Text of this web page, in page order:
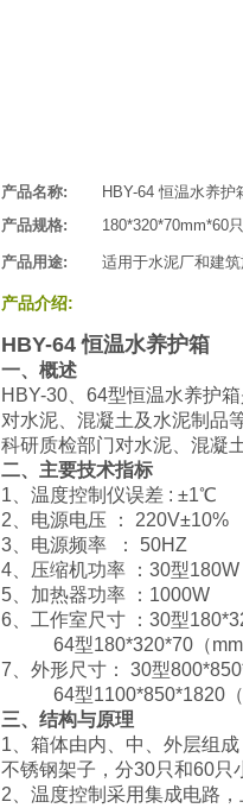
产品名称: HBY-64 恒温水养护
产品规格: 180*320*70mm*60只
产品用途: 适用于水泥厂和建
产品介绍:
HBY-64 恒温水养护箱
一、概述
HBY-30、64型恒温水养护
对水泥、混凝土及水泥制品
科研质检部门对水泥、混凝
二、主要技术指标
1、温度控制仪误差 : ±1℃
2、电源电压 ： 220V±10%
3、电源频率 ： 50HZ
4、压缩机功率 ：30型
5、加热器功率 ：1000W
6、工作室尺寸 ：30型
64型180*320*70（mm
7、外形尺寸： 30型
64型1100*850*1820（
三、结构与原理
1、箱体由内、中、外层组
不锈钢架子，分30只和60只
2、温度控制采用集成电路